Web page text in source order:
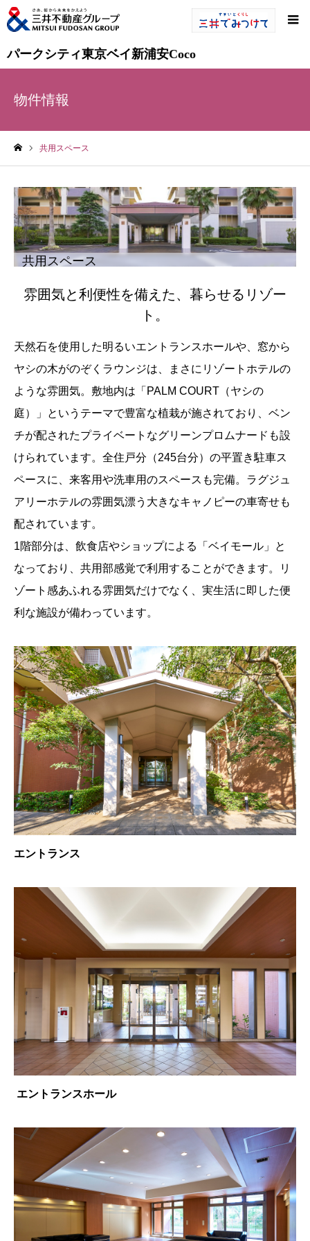
パークシティ東京ベイ新浦安Coco
物件情報
共用スペース
共用スペース
雰囲気と利便性を備えた、暮らせるリゾー
ト。
天然石を使用した明るいエントランスホールや、窓から
ヤシの木がのぞくラウンジは、まさにリゾートホテルの
ような雰囲気。敷地内は「PALM COURT（ヤシの
庭）」というテーマで豊富な植栽が施されており、ベン
チが配されたプライベートなグリーンプロムナードも設
けられています。全住戸分（245台分）の平置き駐車ス
ペースに、来客用や洗車用のスペースも完備。ラグジュ
アリーホテルの雰囲気漂う大きなキャノピーの車寄せも
配されています。
1階部分は、飲食店やショップによる「ベイモール」と
なっており、共用部感覚で利用することができます。リ
ゾート感あふれる雰囲気だけでなく、実生活に即した便
利な施設が備わっています。
エントランス
エントランスホール